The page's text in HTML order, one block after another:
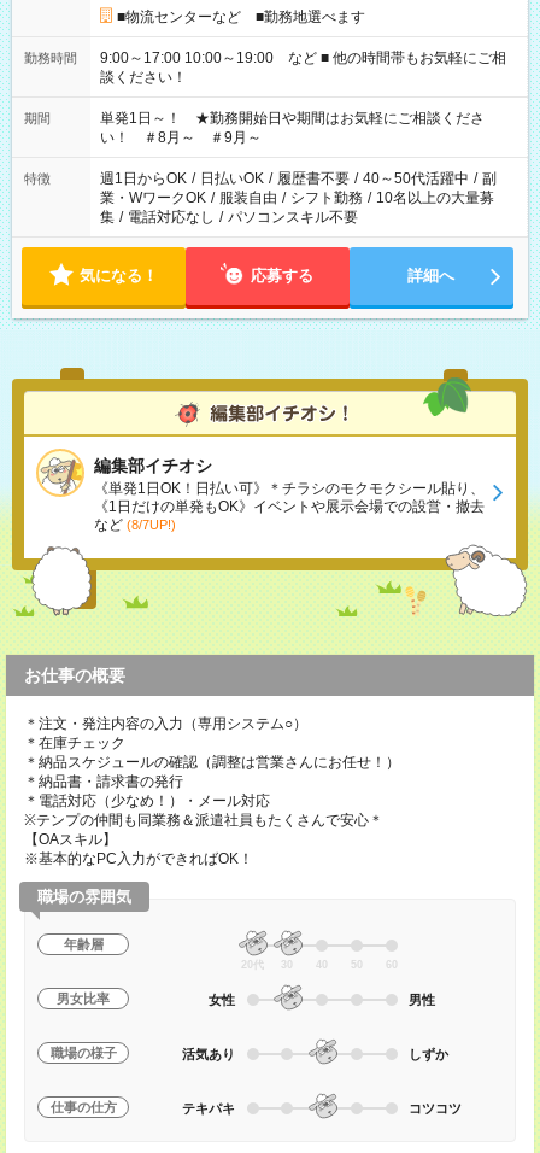
■物流センターなど ■勤務地選べます
勤務時間
9:00～17:00 10:00～19:00 など ■ 他の時間帯もお気軽にご相
談ください！
期間
単発1日～！ ★勤務開始日や期間はお気軽にご相談くださ
い！ ＃8月～ ＃9月～
特徴 週1日からOK / 日払いOK / 履歴書不要 / 40～50代活躍中 / 副
業・WワークOK / 服装自由 / シフト勤務 / 10名以上の大量募
集 / 電話対応なし / パソコンスキル不要
気になる！ 応募する 詳細へ
編集部イチオシ
《単発1日OK！日払い可》＊チラシのモクモクシール貼り、
《1日だけの単発もOK》イベントや展示会場での設営・撤去
など (8/7UP!)
お仕事の概要
＊注文・発注内容の入力（専用システム○）
＊在庫チェック
＊納品スケジュールの確認（調整は営業さんにお任せ！）
＊納品書・請求書の発行
＊電話対応（少なめ！）・メール対応
※テンプの仲間も同業務＆派遣社員もたくさんで安心＊
【OAスキル】
※基本的なPC入力ができればOK！
職場の雰囲気
年齢層
20代 30 40 50 60
男女比率 女性 男性
職場の様子 活気あり しずか
仕事の仕方 テキパキ コツコツ